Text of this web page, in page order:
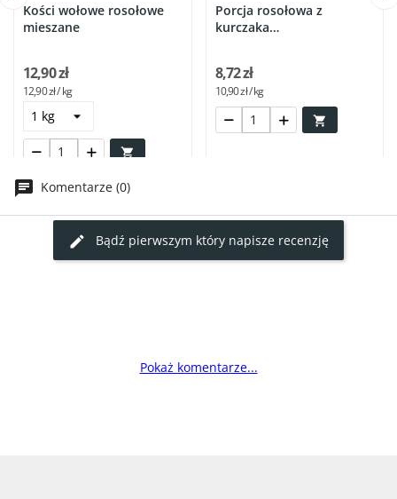
Kości wołowe rosołowe
mieszane

12,90 zł
12,90 zł / kg
Porcja rosołowa z
kurczaka

8,72 zł
10,90 zł / kg
Komentarze (0)
Bądź pierwszym który napisze recenzję
Pokaż komentarze...